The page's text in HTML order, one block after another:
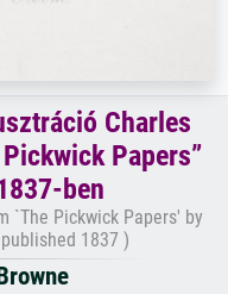
Charles
Papers”
ben
`The Pickwick Papers' by
1837 )